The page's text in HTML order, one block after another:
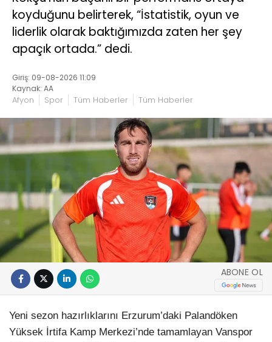
koyduğunu belirterek, “İstatistik, oyun ve
liderlik olarak baktığımızda zaten her şey
apaçık ortada.” dedi.
Giriş: 09-08-2026 11:09
Kaynak: AA
Afyon Spor Tüm Haberler Tüm Haberler
ABONE OL
Yeni sezon hazırlıklarını Erzurum’daki Palandöken
Yüksek İrtifa Kamp Merkezi’nde tamamlayan Vanspor